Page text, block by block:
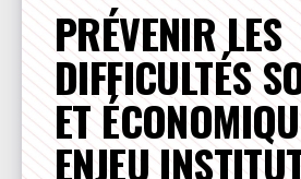
PRÉVENIR LES
DIFFICULTÉS
ET
ENJEU